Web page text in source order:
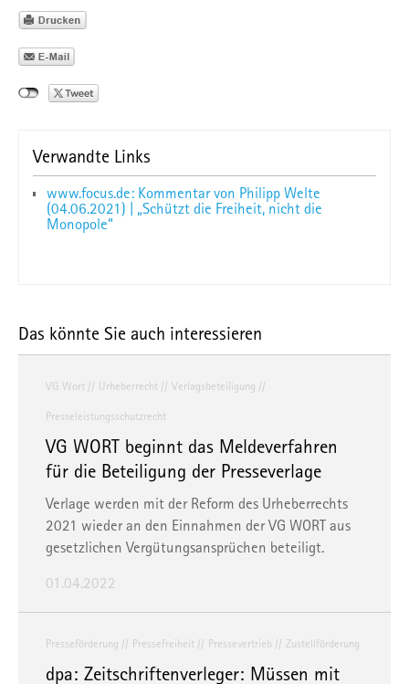
Verwandte Links
www.focus.de: Kommentar von Philipp Welte
(04.06.2021) | „Schützt die Freiheit, nicht die
Monopole“
Das könnte Sie auch interessieren
VG Wort Urheberrecht Verlagsbeteiligung
Presseleistungsschutzrecht
VG WORT beginnt das Meldeverfahren
für die Beteiligung der Presseverlage
Verlage werden mit der Reform des Urheberrechts
2021 wieder an den Einnahmen der VG WORT aus
gesetzlichen Vergütungsansprüchen beteiligt.
01.04.2022
Presseförderung Pressefreiheit Pressevertrieb Zustellförderung
dpa: Zeitschriftenverleger: Müssen mit